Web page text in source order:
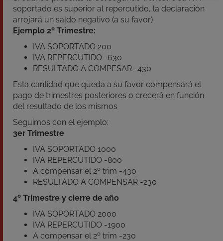
soportado es superior al repercutido, la declaración
arrojará un saldo negativo (a su favor)
Ejemplo 2º Trimestre:
IVA SOPORTADO 200
IVA REPERCUTIDO -630
RESULTADO A COMPESAR -430
Esta cantidad que queda a su favor compensará el
pago de trimestres posteriores o crecerá en función
del resultado de los mismos
Seguimos con el ejemplo:
3er Trimestre
IVA SOPORTADO 1000
IVA REPERCUTIDO -800
A compensar el 2º trim -430
RESULTADO A COMPENSAR -230
4º Trimestre y cierre de año
IVA SOPORTADO 2000
IVA REPERCUTIDO -1900
A compensar el 2º trim -230